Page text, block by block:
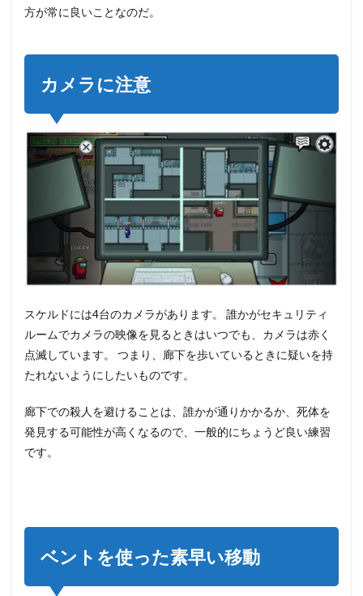
方が常に良いことなのだ。
カメラに注意
スケルドには4台のカメラがあります。 誰かがセキュリティ
ルームでカメラの映像を見るときはいつでも、カメラは赤く
点滅しています。 つまり、廊下を歩いているときに疑いを持
たれないようにしたいものです。
廊下での殺人を避けることは、誰かが通りかかるか、死体を
発見する可能性が高くなるので、一般的にちょうど良い練習
です。
ベントを使った素早い移動